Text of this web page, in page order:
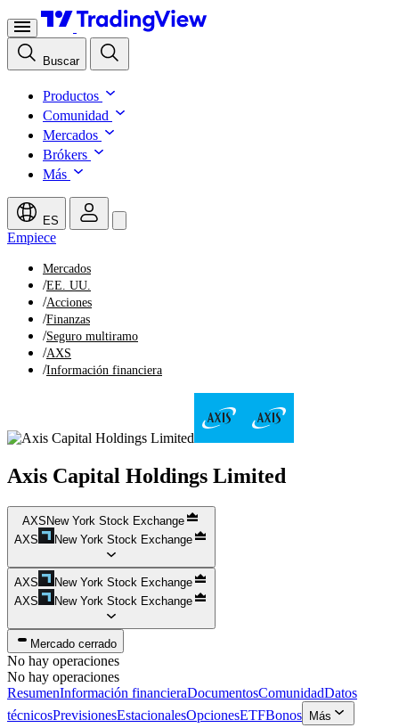
Buscar
Productos
Comunidad
Mercados
Brókers
Más
ES
Empiece
Mercados
/EE. UU.
/Acciones
/Finanzas
/Seguro multiramo
/AXS
/Información financiera
Axis Capital Holdings Limited
AXS New York Stock Exchange
AXS
New York Stock Exchange
AXS
New York Stock Exchange
AXS
New York Stock Exchange
Mercado cerrado
No hay operaciones
No hay operaciones
ResumenInformación financieraDocumentosComunidadDatos
técnicosPrevisionesEstacionalesOpcionesETFBonos Más